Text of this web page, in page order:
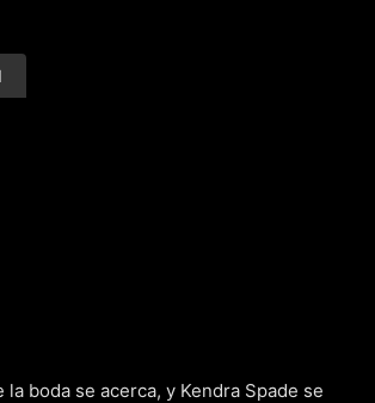
la boda se acerca, y Kendra Spade se